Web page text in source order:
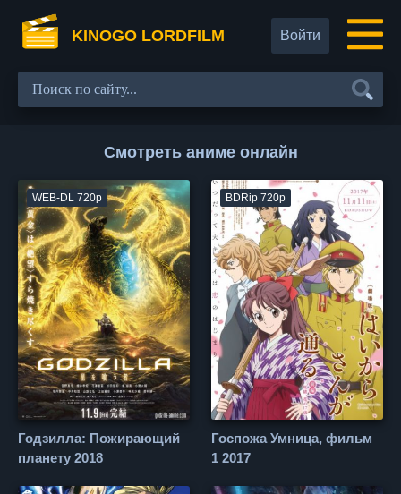
KINOGO LORDFILM Войти
Смотреть аниме онлайн
WEB-DL 720p
Годзилла: Пожирающий
планету 2018
BDRip 720p
Госпожа Умница, фильм
1 2017